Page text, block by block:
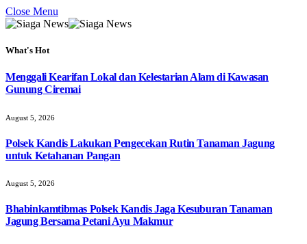
Close Menu
What's Hot
Menggali Kearifan Lokal dan Kelestarian Alam di Kawasan
Gunung Ciremai
August 5, 2026
Polsek Kandis Lakukan Pengecekan Rutin Tanaman Jagung
untuk Ketahanan Pangan
August 5, 2026
Bhabinkamtibmas Polsek Kandis Jaga Kesuburan Tanaman
Jagung Bersama Petani Ayu Makmur